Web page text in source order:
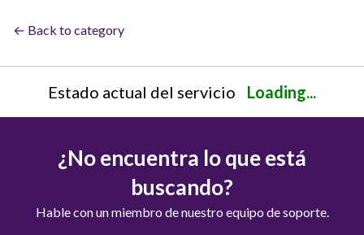
← Back to category
Estado actual del servicio Loading...
¿No encuentra lo que está
buscando?
Hable con un miembro de nuestro equipo de soporte.